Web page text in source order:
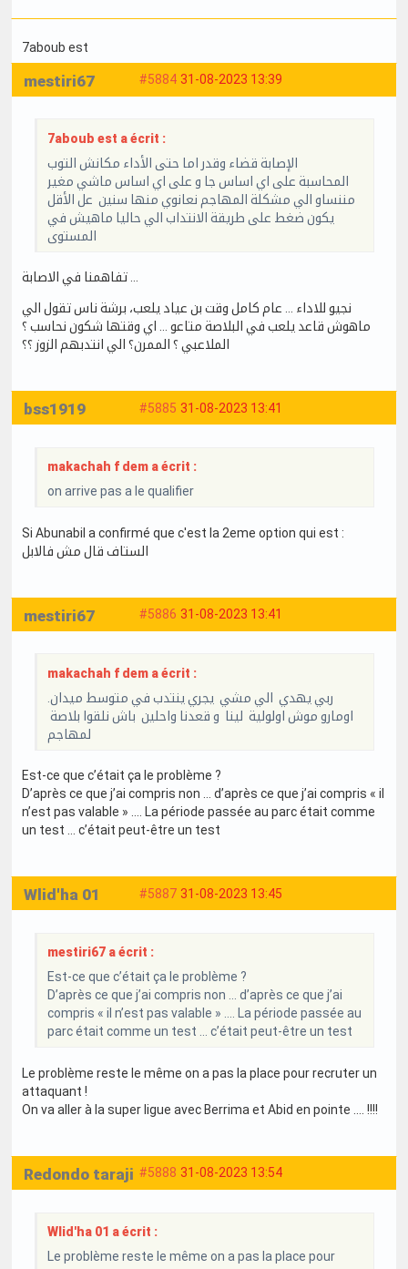
7aboub est
#5884 31-08-2023 13:39
mestiri67
7aboub est a écrit :
الإصابة قضاء وقدر اما حتى الأداء مكانش التوب
المحاسبة على اي اساس جا و على اي اساس ماشي مغير
مننساو الي مشكلة المهاجم نعانوي منها سنين عل الأقل
يكون ضغط على طريقة الانتداب الي حاليا ماهيش في
المستوى
تفاهمنا في الاصابة …
نجيو للاداء … عام كامل وقت بن عياد يلعب، برشة ناس تقول الي
ماهوش قاعد يلعب في البلاصة متاعو … اي وقتها شكون نحاسب ؟
الملاعبي ؟ الممرن؟ الي انتدبهم الزوز ؟؟
#5885 31-08-2023 13:41
bss1919
makachah f dem a écrit :
on arrive pas a le qualifier
Si Abunabil a confirmé que c'est la 2eme option qui est :
الستاف قال مش فالابل
#5886 31-08-2023 13:41
mestiri67
makachah f dem a écrit :
ربي يهدي الي مشي يجري ينتدب في متوسط ميدان.
اومارو موش اولولية لينا و قعدنا واحلين باش نلقوا بلاصة
لمهاجم
Est-ce que c’était ça le problème ?
D’après ce que j’ai compris non … d’après ce que j’ai compris « il
n’est pas valable » …. La période passée au parc était comme
un test … c’était peut-être un test
#5887 31-08-2023 13:45
Wlid'ha 01
mestiri67 a écrit :
Est-ce que c’était ça le problème ?
D’après ce que j’ai compris non … d’après ce que j’ai
compris « il n’est pas valable » …. La période passée au
parc était comme un test … c’était peut-être un test
Le problème reste le même on a pas la place pour recruter un
attaquant !
On va aller à la super ligue avec Berrima et Abid en pointe .... !!!!
#5888 31-08-2023 13:54
Redondo taraji
Wlid'ha 01 a écrit :
Le problème reste le même on a pas la place pour